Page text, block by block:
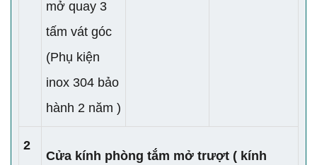
mở quay 3
tấm vát góc
(Phụ kiện
inox 304 bảo
hành 2 năm )
2
Cửa kính phòng tắm mở trượt ( kính